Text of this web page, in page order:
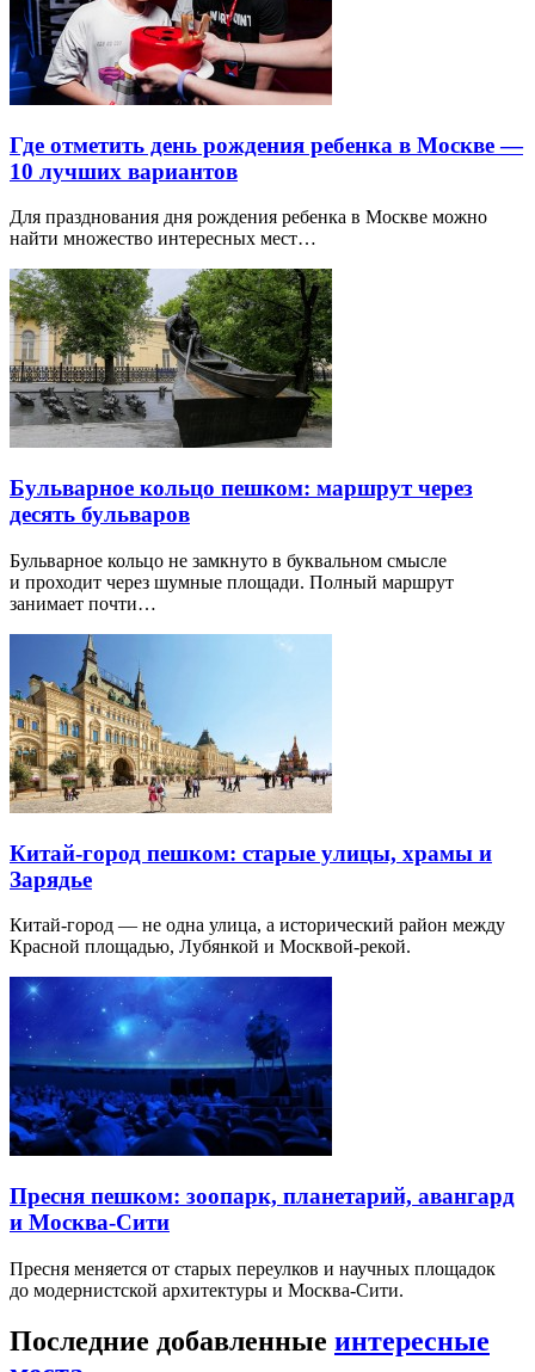
Где отметить день рождения ребенка в Москве —
10 лучших вариантов
Для празднования дня рождения ребенка в Москве можно
найти множество интересных мест…
Бульварное кольцо пешком: маршрут через
десять бульваров
Бульварное кольцо не замкнуто в буквальном смысле
и проходит через шумные площади. Полный маршрут
занимает почти…
Китай-город пешком: старые улицы, храмы и
Зарядье
Китай-город — не одна улица, а исторический район между
Красной площадью, Лубянкой и Москвой-рекой.
Пресня пешком: зоопарк, планетарий, авангард
и Москва-Сити
Пресня меняется от старых переулков и научных площадок
до модернистской архитектуры и Москва-Сити.
Последние добавленные интересные